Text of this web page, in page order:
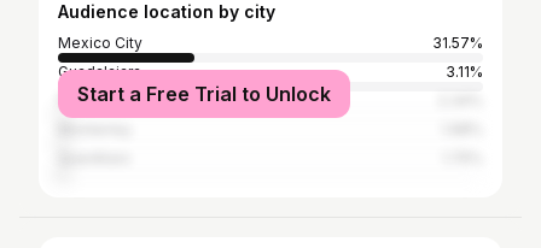
Audience location by city
Mexico City
31.57%
Guadalajara
3.11%
Puebla
Start a Free Trial to Unlock